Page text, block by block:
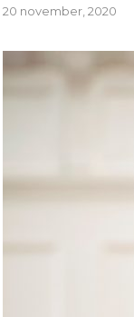
20 november, 2020